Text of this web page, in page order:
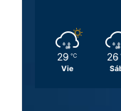
29 ℃
Vie
26